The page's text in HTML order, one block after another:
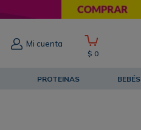
Mi cuenta
$ 0
PROTEINAS BEBÉS